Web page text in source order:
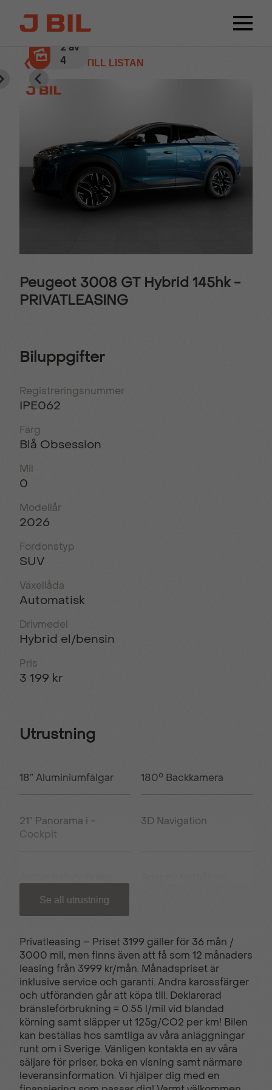
❮ TILLBAKA TILL LISTAN
2av
4
Peugeot 3008 GT Hybrid 145hk -
PRIVATLEASING
Biluppgifter
Registreringsnummer
IPE062
Färg
Blå Obsession
Mil
0
Modellår
2026
Fordonstyp
SUV
Växellåda
Automatisk
Drivmedel
Hybrid el/bensin
Pris
3 199 kr
Utrustning
18” Aluminiumfälgar 180° Backkamera
21” Panorama i -
Cockpit
3D Navigation
Ambient LED lights
klimatanläggning
Defroster sidospeglar ECO LED-strålkastare
Elektrisk
parkeringsbroms
Elinfällbara sidospeglar
Farthållare Filhållingsassistans
Se all utrustning
Privatleasing – Priset 3199 gäller för 36 mån /
3000 mil, men finns även att få som 12 månaders
leasing från 3999 kr/mån. Månadspriset är
inklusive service och garanti. Andra karossfärger
och utföranden går att köpa till. Deklarerad
bränsleförbrukning = 0.55 l/mil vid blandad
körning samt släpper ut 125g/CO2 per km! Bilen
kan beställas hos samtliga av våra anläggningar
runt om i Sverige. Vänligen kontakta en av våra
säljare för priser, boka en visning samt närmare
leveransinformation. Vi hjälper dig med en